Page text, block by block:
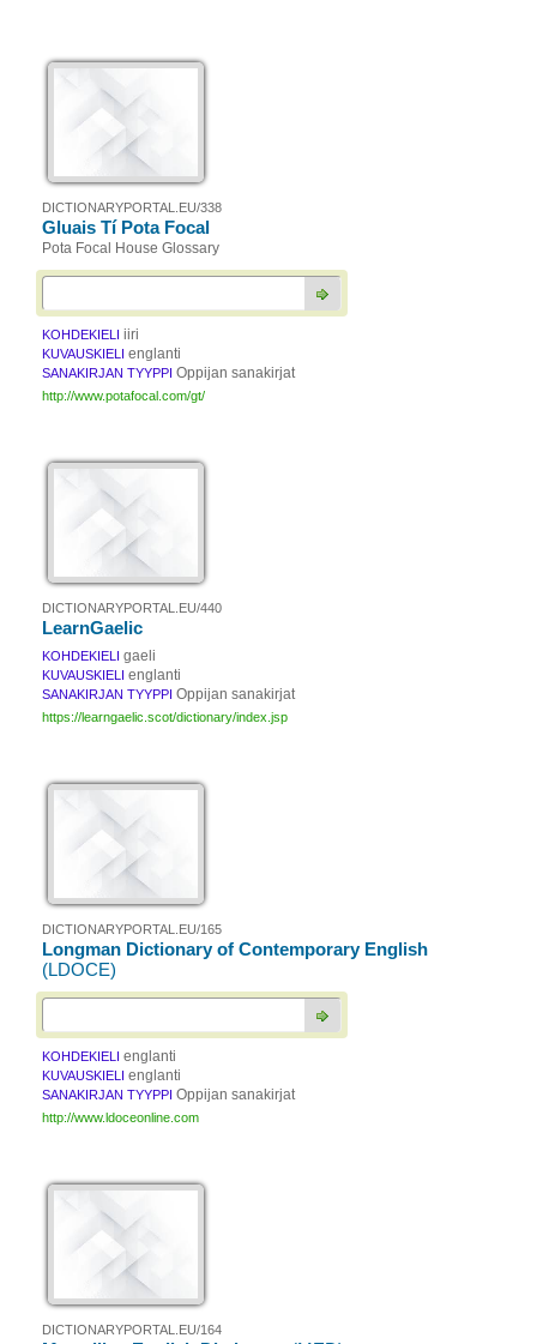
DICTIONARYPORTAL.EU/338
Gluais Tí Pota Focal
Pota Focal House Glossary
KOHDEKIELI iiri
KUVAUSKIELI englanti
SANAKIRJAN TYYPPI Oppijan sanakirjat
http://www.potafocal.com/gt/
DICTIONARYPORTAL.EU/440
LearnGaelic
KOHDEKIELI gaeli
KUVAUSKIELI englanti
SANAKIRJAN TYYPPI Oppijan sanakirjat
https://learngaelic.scot/dictionary/index.jsp
DICTIONARYPORTAL.EU/165
Longman Dictionary of Contemporary English
(LDOCE)
KOHDEKIELI englanti
KUVAUSKIELI englanti
SANAKIRJAN TYYPPI Oppijan sanakirjat
http://www.ldoceonline.com
DICTIONARYPORTAL.EU/164